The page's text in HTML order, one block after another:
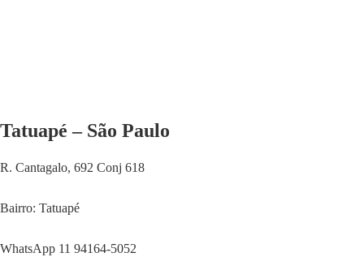
Tatuapé – São Paulo
R. Cantagalo, 692 Conj 618
Bairro: Tatuapé
WhatsApp 11 94164-5052